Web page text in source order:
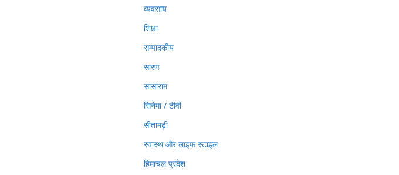
व्यवसाय
शिक्षा
सम्पादकीय
सारण
सासाराम
सिनेमा / टीवी
सीतामढ़ी
स्वास्थ और लाइफ स्टाइल
हिमाचल प्रदेश